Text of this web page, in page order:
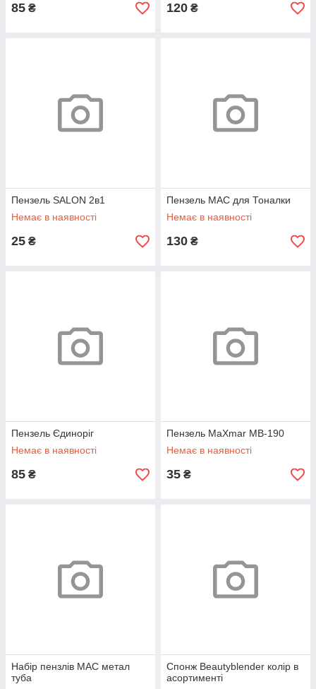
85 ₴ 120 ₴
Пензель SALON 2в1
Немає в наявності
25 ₴
Пензель МАС для Тоналки
Немає в наявності
130 ₴
Пензель Єдиноріг
Немає в наявності
85 ₴
Пензель MaXmar MB-190
Немає в наявності
35 ₴
Набір пензлів MAC метал
туба
Спонж Beautyblender колір в
асортименті